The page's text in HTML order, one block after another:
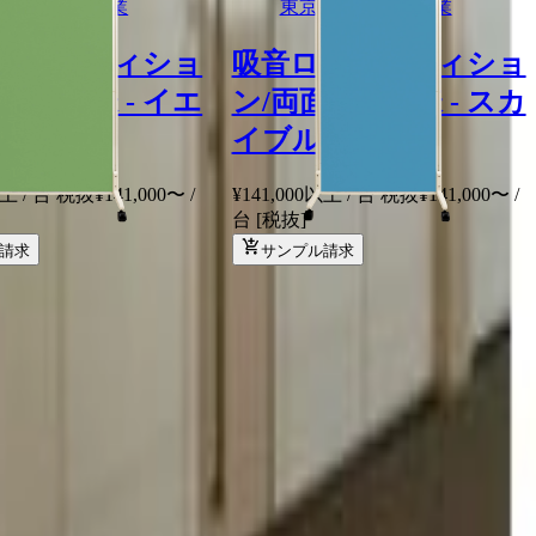
ラインド工業
パーティショ
音仕様 - イエ
/ 台 税抜¥141,000〜 /
求
東京ブラインド工業
吸音ローパーティショ
ン/両面吸音仕様 - スカ
イブルー
¥141,000以上 / 台 税抜¥141,000〜 /
台 [税抜]
サンプル請求